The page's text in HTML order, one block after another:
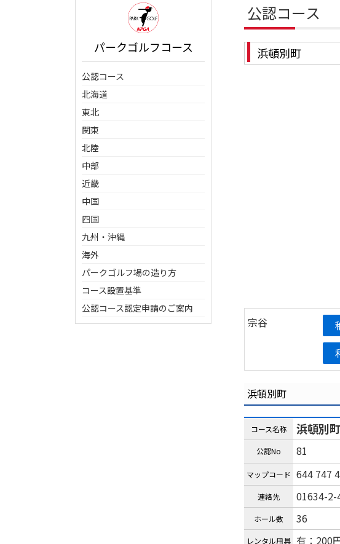
パークゴルフコース
公認コース
北海道
東北
関東
北陸
中部
近畿
中国
四国
九州・沖縄
海外
パークゴルフ場の造り方
コース設置基準
公認コース認定申請のご案内
公認コース
浜頓別町
宗谷
浜頓別町
コース名称 浜頓別
公認No 81
マップコード 644 747
連絡先 01634-2-
ホール数 36
レンタル用具 有：200